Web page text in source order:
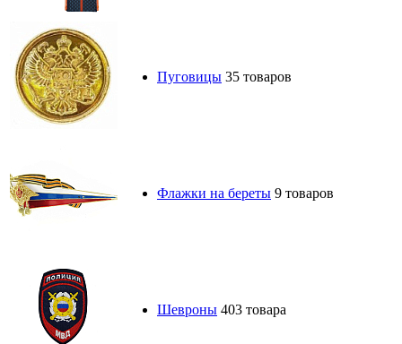
Пуговицы 35 товаров
Флажки на береты 9 товаров
Шевроны 403 товара